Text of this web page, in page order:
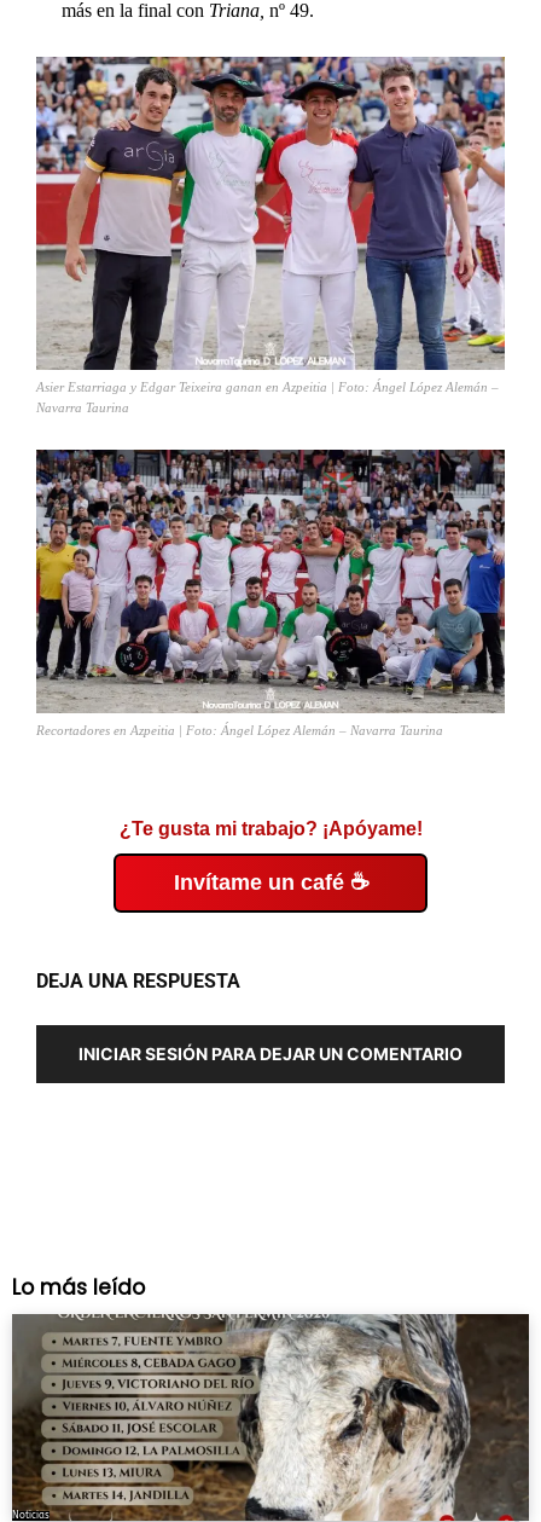
más en la final con Triana, nº 49.
Asier Estarriaga y Edgar Teixeira ganan en Azpeitia | Foto: Ángel López Alemán –
Navarra Taurina
Recortadores en Azpeitia | Foto: Ángel López Alemán – Navarra Taurina
¿Te gusta mi trabajo? ¡Apóyame!
Invítame un café ☕
DEJA UNA RESPUESTA
INICIAR SESIÓN PARA DEJAR UN COMENTARIO
Lo más leído
Noticias